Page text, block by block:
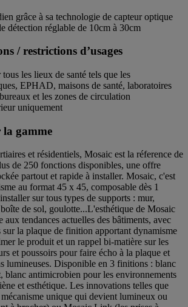
grâce à sa technologie de capteur optique
détection réglable de 10cm à 30cm
/ restrictions d’usages
les lieux de santé tels que les
EPHAD, maisons de santé, laboratoires
et les zones de circulation
uniquement
gamme
et résidentiels, Mosaic est la réference de
de 250 fonctions disponibles, une offre
partout et rapide à installer. Mosaic, c'est
au format 45 x 45, composable dès 1
sur tous types de supports : mur,
de sol, goulotte...L'esthétique de Mosaic
tendances actuelles des bâtiments, avec
sur la plaque de finition apportant dynamisme
le produit et un rappel bi-matière sur les
et poussoirs pour faire écho à la plaque et
lumineuses. Disponible en 3 finitions : blanc
blanc antimicrobien pour les environnements
et esthétique. Les innovations telles que
unique qui devient lumineux ou